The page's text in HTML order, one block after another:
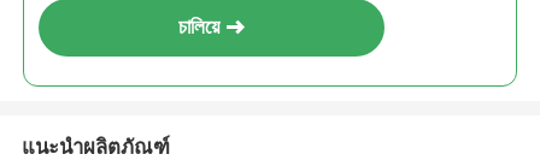
চালিয়ে
แนะนำผลิตภัณฑ์